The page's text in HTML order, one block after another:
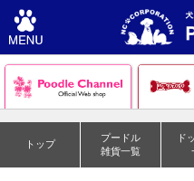
トップ
プードル
雑貨一覧
ド